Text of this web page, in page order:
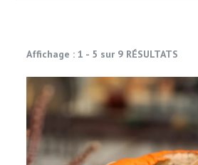
Affichage : 1 - 5 sur 9 RÉSULTATS